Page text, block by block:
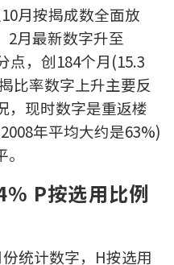
概不负责。
月按揭成数全面放
2月最新数字升至
点，创184个月(15.3
比率数字上升主要反
，现时数字是重返楼
年平均大约是63%)
P按选用比例
统计数字，H按选用